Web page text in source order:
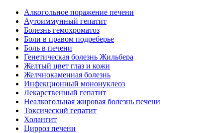
Алкогольное поражение печени
Аутоиммунный гепатит
Болезнь гемохроматоз
Боли в правом подреберье
Боль в печени
Генетическая болезнь Жильбера
Желтый цвет глаз и кожи
Желчнокаменная болезнь
Инфекционный мононуклеоз
Лекарственный гепатит
Неалкогольная жировая болезнь печени
Токсический гепатит
Холангит
Цирроз печени